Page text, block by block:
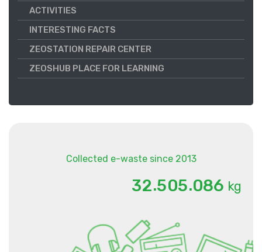
ACTIVITIES
INTERESTING FACTS
ZEOSTATION REPAIR CENTER
ZEOSHUB PLACE FOR LEARNING
Collected e-waste since 2013
32.505.086 kg